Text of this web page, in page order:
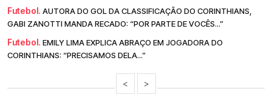
Futebol. AUTORA DO GOL DA CLASSIFICAÇÃO DO CORINTHIANS,
GABI ZANOTTI MANDA RECADO: “POR PARTE DE VOCÊS...”
Futebol. EMILY LIMA EXPLICA ABRAÇO EM JOGADORA DO
CORINTHIANS: “PRECISAMOS DELA...”
< >